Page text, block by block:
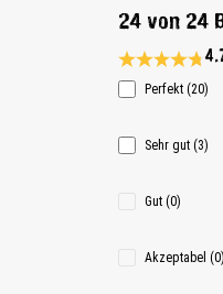
24 von 24
Perfekt (20)
Sehr gut (3)
Gut (0)
Akzeptabel (0)